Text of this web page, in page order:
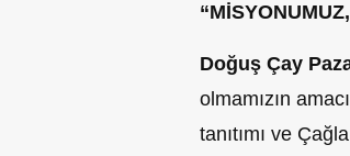
Doğuş Çay
olmamızın
tanıtımı ve